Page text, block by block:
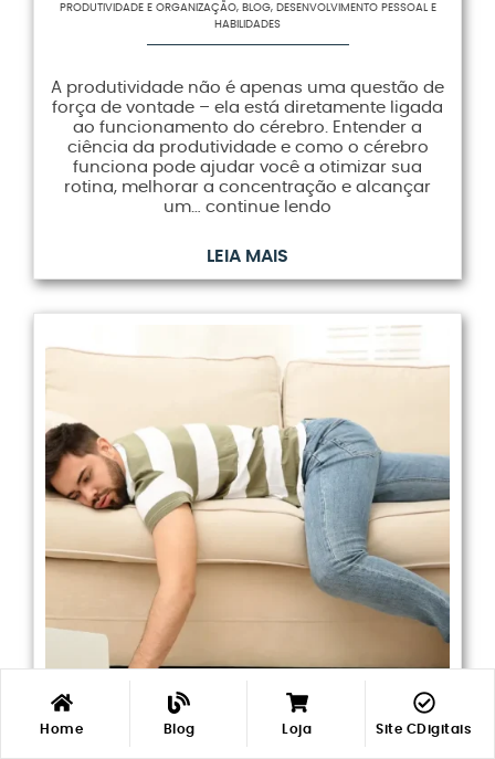
PRODUTIVIDADE E ORGANIZAÇÃO, BLOG, DESENVOLVIMENTO PESSOAL E
HABILIDADES
A produtividade não é apenas uma questão de
força de vontade – ela está diretamente ligada
ao funcionamento do cérebro. Entender a
ciência da produtividade e como o cérebro
funciona pode ajudar você a otimizar sua
rotina, melhorar a concentração e alcançar
um… continue lendo
LEIA MAIS
Loja
Minha
Conta
LIsta Desejos
Loja
Minha
Conta
LIsta Desejos
Home Blog Loja Site CDigitais